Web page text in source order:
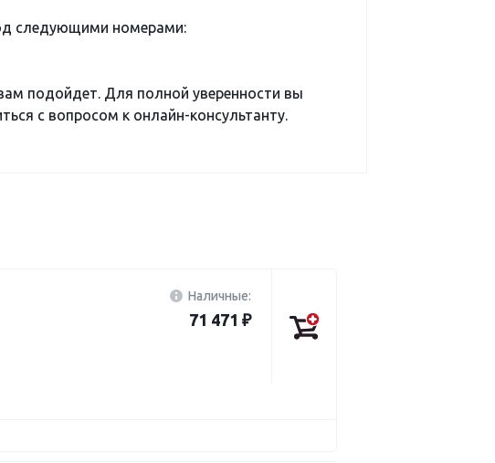
следующими номерами:
подойдет. Для полной уверенности вы
с вопросом к онлайн-консультанту.
Наличные:
71 471 ₽